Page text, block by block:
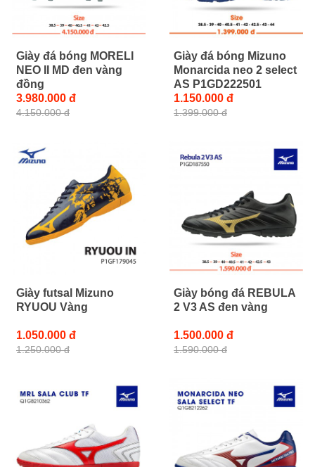
Giày đá bóng MORELI
NEO II MD đen vàng
đồng
3.980.000 đ
4.150.000 đ
Giày đá bóng Mizuno
Monarcida neo 2 select
AS P1GD222501
1.150.000 đ
1.399.000 đ
Giày futsal Mizuno
RYUOU Vàng
1.050.000 đ
1.250.000 đ
Giày bóng đá REBULA
2 V3 AS đen vàng
1.500.000 đ
1.590.000 đ